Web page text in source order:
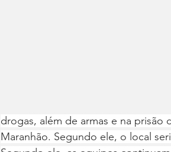
drogas, além de armas e na prisão
Maranhão. Segundo ele, o local